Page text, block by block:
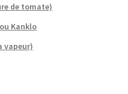
de tomate)
Kanklo
vapeur)